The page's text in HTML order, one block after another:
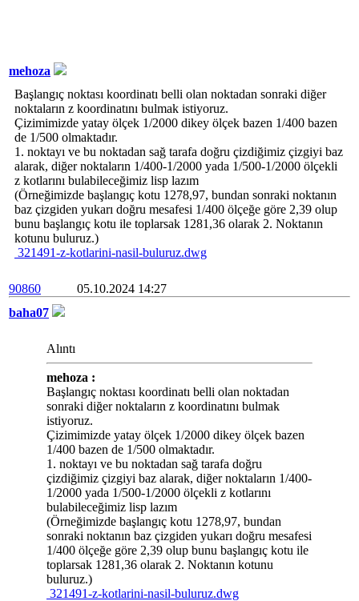
mehoza
Başlangıç noktası koordinatı belli olan noktadan sonraki diğer
noktaların z koordinatını bulmak istiyoruz.
Çizimimizde yatay ölçek 1/2000 dikey ölçek bazen 1/400 bazen
de 1/500 olmaktadır.
1. noktayı ve bu noktadan sağ tarafa doğru çizdiğimiz çizgiyi baz
alarak, diğer noktaların 1/400-1/2000 yada 1/500-1/2000 ölçekli
z kotlarını bulabileceğimiz lisp lazım
(Örneğimizde başlangıç kotu 1278,97, bundan sonraki noktanın
baz çizgiden yukarı doğru mesafesi 1/400 ölçeğe göre 2,39 olup
bunu başlangıç kotu ile toplarsak 1281,36 olarak 2. Noktanın
kotunu buluruz.)
321491-z-kotlarini-nasil-buluruz.dwg
90860
05.10.2024 14:27
baha07
Alıntı
mehoza :
Başlangıç noktası koordinatı belli olan noktadan
sonraki diğer noktaların z koordinatını bulmak
istiyoruz.
Çizimimizde yatay ölçek 1/2000 dikey ölçek bazen
1/400 bazen de 1/500 olmaktadır.
1. noktayı ve bu noktadan sağ tarafa doğru
çizdiğimiz çizgiyi baz alarak, diğer noktaların 1/400-
1/2000 yada 1/500-1/2000 ölçekli z kotlarını
bulabileceğimiz lisp lazım
(Örneğimizde başlangıç kotu 1278,97, bundan
sonraki noktanın baz çizgiden yukarı doğru mesafesi
1/400 ölçeğe göre 2,39 olup bunu başlangıç kotu ile
toplarsak 1281,36 olarak 2. Noktanın kotunu
buluruz.)
321491-z-kotlarini-nasil-buluruz.dwg